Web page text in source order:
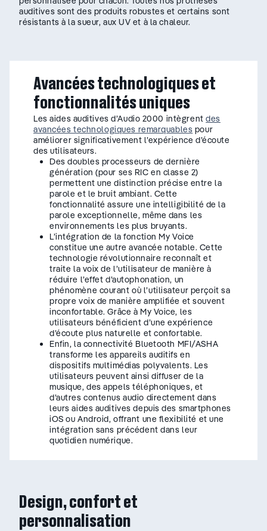
auditives sont des produits robustes et certains sont
résistants à la sueur, aux UV et à la chaleur.
Avancées technologiques et
fonctionnalités uniques
Les aides auditives d’Audio 2000 intègrentdes
avancées technologiques remarquables pour
améliorer significativement l’expérience d’écoute
des utilisateurs.
Des doubles processeurs de dernière
génération (pour ses RIC en classe 2)
permettent une distinction précise entre la
parole et le bruit ambiant. Cette
fonctionnalité assure une intelligibilité de la
parole exceptionnelle, même dans les
environnements les plus bruyants.
L’intégration de la fonction My Voice
constitue une autre avancée notable. Cette
technologie révolutionnaire reconnaît et
traite la voix de l’utilisateur de manière à
réduire l’effet d’autophonation, un
phénomène courant où l’utilisateur perçoit sa
propre voix de manière amplifiée et souvent
inconfortable. Grâce à My Voice, les
utilisateurs bénéficient d’une expérience
d’écoute plus naturelle et confortable.
Enfin, la connectivité Bluetooth MFI/ASHA
transforme les appareils auditifs en
dispositifs multimédias polyvalents. Les
utilisateurs peuvent ainsi diffuser de la
musique, des appels téléphoniques, et
d’autres contenus audio directement dans
leurs aides auditives depuis des smartphones
iOS ou Android, offrant une flexibilité et une
intégration sans précédent dans leur
quotidien numérique.
Design, confort et
personnalisation